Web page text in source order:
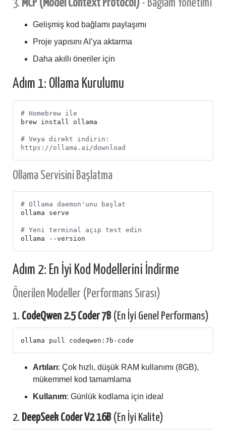
3. MCP (Model Context Protocol) - Bağlam Yönetimi
Gelişmiş kod bağlamı paylaşımı
Proje yapısını AI’ya aktarma
Daha akıllı öneriler için
Adım 1: Ollama Kurulumu
# Homebrew ile
# Veya direkt indirin:
https://ollama.ai/download
Ollama Servisini Başlatma
# Ollama daemon'unu başlat
# Yeni terminal açıp test edin
Adım 2: En İyi Kod Modellerini İndirme
Önerilen Modeller (Performans Sırası)
1. CodeQwen 2.5 Coder 7B (En İyi Genel Performans)
Artıları: Çok hızlı, düşük RAM kullanımı (8GB),
mükemmel kod tamamlama
Kullanım: Günlük kodlama için ideal
2. DeepSeek Coder V2 16B (En İyi Kalite)